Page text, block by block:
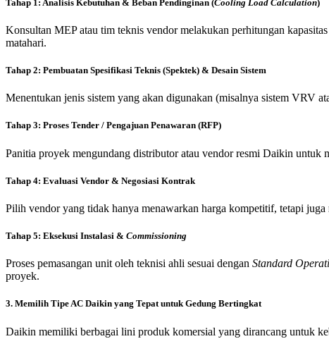
Tahap 1: Analisis Kebutuhan & Beban Pendinginan (Cooling Load Calculation)
Konsultan MEP atau tim teknis vendor melakukan perhitungan
matahari.
Tahap 2: Pembuatan Spesifikasi Teknis (Spektek) & Desain Sistem
Menentukan jenis sistem yang akan digunakan (misalnya sistem VRV
Tahap 3: Proses Tender / Pengajuan Penawaran (RFP)
Panitia proyek mengundang distributor atau vendor resmi Daikin untuk
Tahap 4: Evaluasi Vendor & Negosiasi Kontrak
Pilih vendor yang tidak hanya menawarkan harga kompetitif, tetapi
Tahap 5: Eksekusi Instalasi & Commissioning
Proses pemasangan unit oleh teknisi ahli sesuai dengan Standard
proyek.
3. Memilih Tipe AC Daikin yang Tepat untuk Gedung Bertingkat
Daikin memiliki berbagai lini produk komersial yang dirancang untuk